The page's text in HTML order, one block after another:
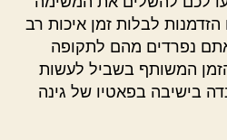
לבלות זמן איכות רב
נפרדים מהם לתקופה
המשותף בשביל לעשות
בישיבה בפאטיו של גינה